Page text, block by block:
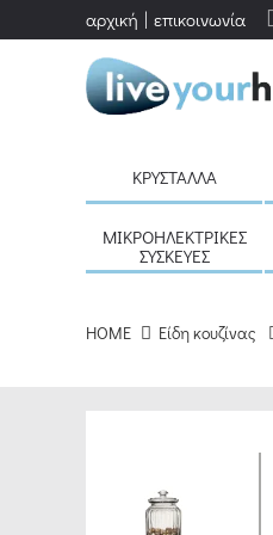
αρχική επικοινωνία
ΚΡΎΣΤΑΛΛΑ
ΜΙΚΡΟΗΛΕΚΤΡΙΚΈΣ
ΣΥΣΚΕΥΈΣ
HOME Είδη κουζίνας